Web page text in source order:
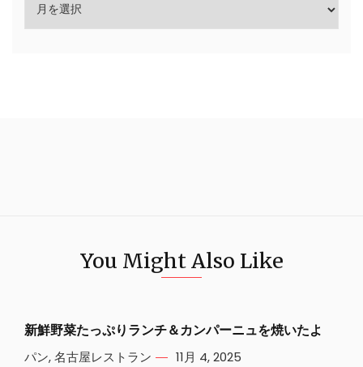
You Might Also Like
新鮮野菜たっぷりランチ＆カンパーニュを焼いたよ
パン,名古屋レストラン 11月 4, 2025